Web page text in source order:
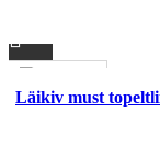
Läikiv must